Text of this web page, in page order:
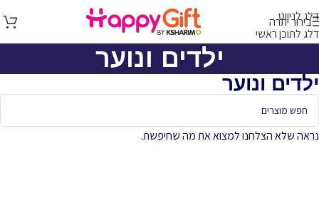
דלג לניווט
דלג לתוכן ראשי
בירור יתרה
ילדים ונוער
ילדים ונוער
נראה שלא הצלחנו למצוא את מה שחיפשת.